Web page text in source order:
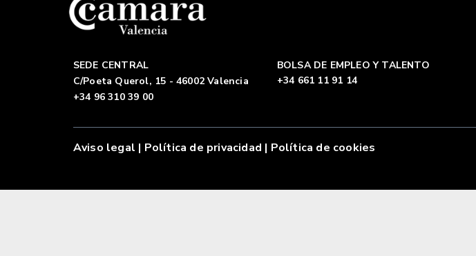
SEDE CENTRAL
C/Poeta Querol, 15 - 46002 Valencia
+34 96 310 39 00
BOLSA DE EMPLEO Y TALENTO
+34 661 11 91 14
Aviso legal | Política de privacidad | Política de cookies